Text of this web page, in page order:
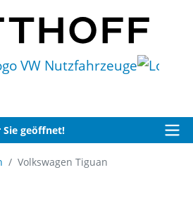
Sie geöffnet!
Volkswagen Tiguan